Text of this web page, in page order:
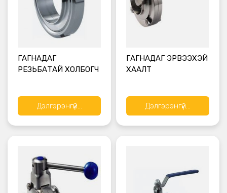
ГАГНАДАГ
РЕЗЬБАТАЙ ХОЛБОГЧ
Дэлгэрэнгүй...
ГАГНАДАГ ЭРВЭЭХЭЙ
ХААЛТ
Дэлгэрэнгүй...